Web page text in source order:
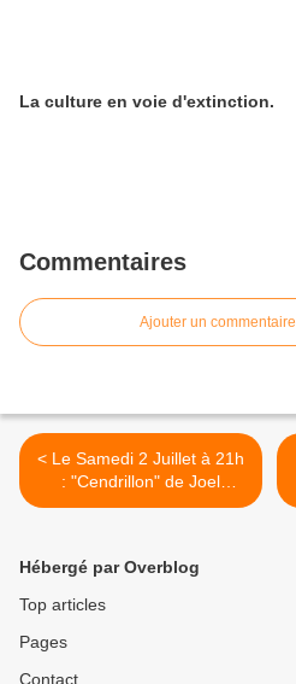
La culture en voie d'extinction.
Commentaires
Ajouter un commentaire
< Le Samedi 2 Juillet à 21h
: "Cendrillon" de Joel
Pommerat par la
Hébergé par Overblog
Top articles
Pages
Contact